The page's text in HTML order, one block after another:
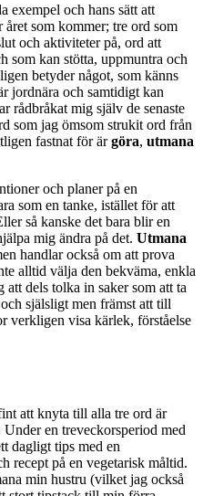
exempel och hans sätt att
som kommer; tre ord som
och aktiviteter på, ord att
som kan stötta, uppmuntra och
betyder något, som känns
jordnära och samtidigt kan
rådbråkat mig själv de senaste
som jag ömsom strukit ord från
fastnat för ärgöra, utmana
och planer på en
som en tanke, istället för att
så kanske det bara blir en
mig ändra på det. Utmana
handlar också om att prova
alltid välja den bekväma, enkla
att dels tolka in saker som att ta
själsligt men främst att till
verkligen visa kärlek, förståelse
att knyta till alla tre ord är
Under en treveckorsperiod med
dagligt tips med en
recept på en vegetarisk måltid.
min hustru (vilket jag också